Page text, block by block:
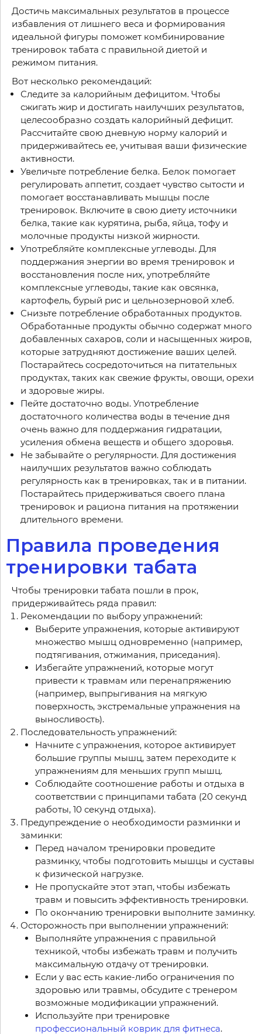
Достичь максимальных результатов в процессе
избавления от лишнего веса и формирования
идеальной фигуры поможет комбинирование
тренировок табата с правильной диетой и
режимом питания.
Вот несколько рекомендаций:
Следите за калорийным дефицитом. Чтобы
сжигать жир и достигать наилучших результатов,
целесообразно создать калорийный дефицит.
Рассчитайте свою дневную норму калорий и
придерживайтесь ее, учитывая ваши физические
активности.
Увеличьте потребление белка. Белок помогает
регулировать аппетит, создает чувство сытости и
помогает восстанавливать мышцы после
тренировок. Включите в свою диету источники
белка, такие как курятина, рыба, яйца, тофу и
молочные продукты низкой жирности.
Употребляйте комплексные углеводы. Для
поддержания энергии во время тренировок и
восстановления после них, употребляйте
комплексные углеводы, такие как овсянка,
картофель, бурый рис и цельнозерновой хлеб.
Снизьте потребление обработанных продуктов.
Обработанные продукты обычно содержат много
добавленных сахаров, соли и насыщенных жиров,
которые затрудняют достижение ваших целей.
Постарайтесь сосредоточиться на питательных
продуктах, таких как свежие фрукты, овощи, орехи
и здоровые жиры.
Пейте достаточно воды. Употребление
достаточного количества воды в течение дня
очень важно для поддержания гидратации,
усиления обмена веществ и общего здоровья.
Не забывайте о регулярности. Для достижения
наилучших результатов важно соблюдать
регулярность как в тренировках, так и в питании.
Постарайтесь придерживаться своего плана
тренировок и рациона питания на протяжении
длительного времени.
Правила проведения
тренировки табата
Чтобы тренировки табата пошли в прок,
придерживайтесь ряда правил:
Рекомендации по выбору упражнений:
Выберите упражнения, которые активируют
множество мышц одновременно (например,
подтягивания, отжимания, приседания).
Избегайте упражнений, которые могут
привести к травмам или перенапряжению
(например, выпрыгивания на мягкую
поверхность, экстремальные упражнения на
выносливость).
Последовательность упражнений:
Начните с упражнения, которое активирует
большие группы мышц, затем переходите к
упражнениям для меньших групп мышц.
Соблюдайте соотношение работы и отдыха в
соответствии с принципами табата (20 секунд
работы, 10 секунд отдыха).
Предупреждение о необходимости разминки и
заминки:
Перед началом тренировки проведите
разминку, чтобы подготовить мышцы и суставы
к физической нагрузке.
Не пропускайте этот этап, чтобы избежать
травм и повысить эффективность тренировки.
По окончанию тренировки выполните заминку.
Осторожность при выполнении упражнений:
Выполняйте упражнения с правильной
техникой, чтобы избежать травм и получить
максимальную отдачу от тренировки.
Если у вас есть какие-либо ограничения по
здоровью или травмы, обсудите с тренером
возможные модификации упражнений.
Используйте при тренировке
профессиональный коврик для фитнеса.